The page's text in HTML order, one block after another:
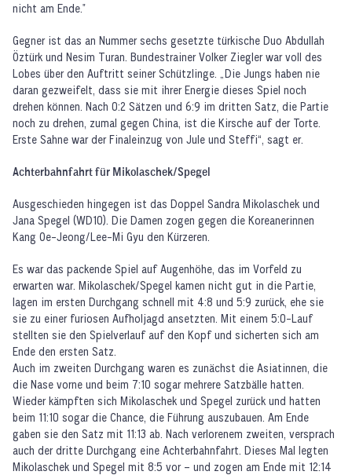
nicht am Ende."
Gegner ist das an Nummer sechs gesetzte türkische Duo Abdullah
Öztürk und Nesim Turan. Bundestrainer Volker Ziegler war voll des
Lobes über den Auftritt seiner Schützlinge. „Die Jungs haben nie
daran gezweifelt, dass sie mit ihrer Energie dieses Spiel noch
drehen können. Nach 0:2 Sätzen und 6:9 im dritten Satz, die Partie
noch zu drehen, zumal gegen China, ist die Kirsche auf der Torte.
Erste Sahne war der Finaleinzug von Jule und Steffi“, sagt er.
Achterbahnfahrt für Mikolaschek/Spegel
Ausgeschieden hingegen ist das Doppel Sandra Mikolaschek und
Jana Spegel (WD10). Die Damen zogen gegen die Koreanerinnen
Kang Oe-Jeong/Lee-Mi Gyu den Kürzeren.
Es war das packende Spiel auf Augenhöhe, das im Vorfeld zu
erwarten war. Mikolaschek/Spegel kamen nicht gut in die Partie,
lagen im ersten Durchgang schnell mit 4:8 und 5:9 zurück, ehe sie
sie zu einer furiosen Aufholjagd ansetzten. Mit einem 5:0-Lauf
stellten sie den Spielverlauf auf den Kopf und sicherten sich am
Ende den ersten Satz.
Auch im zweiten Durchgang waren es zunächst die Asiatinnen, die
die Nase vorne und beim 7:10 sogar mehrere Satzbälle hatten.
Wieder kämpften sich Mikolaschek und Spegel zurück und hatten
beim 11:10 sogar die Chance, die Führung auszubauen. Am Ende
gaben sie den Satz mit 11:13 ab. Nach verlorenem zweiten, versprach
auch der dritte Durchgang eine Achterbahnfahrt. Dieses Mal legten
Mikolaschek und Spegel mit 8:5 vor – und zogen am Ende mit 12:14